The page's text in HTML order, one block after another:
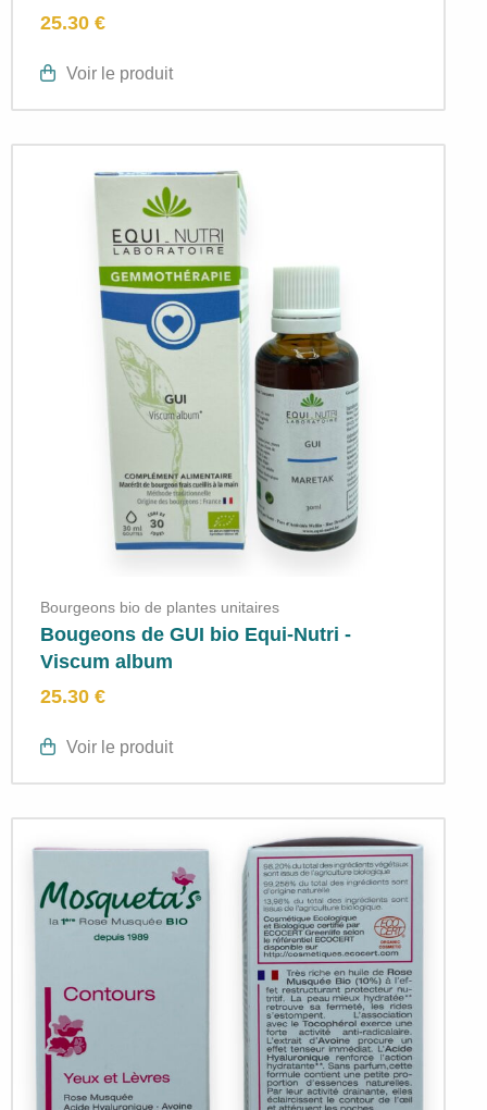
25.30 €
Voir le produit
Bourgeons bio de plantes unitaires
Bougeons de GUI bio Equi-Nutri -
Viscum album
25.30 €
Voir le produit